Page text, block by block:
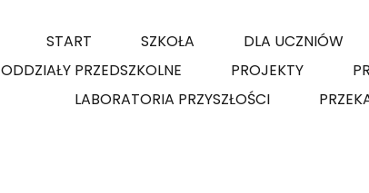
START SZKOŁA DLA UCZNIÓW
ODDZIAŁY PRZEDSZKOLNE
PROJEKTY
LABORATORIA PRZYSZŁOŚCI